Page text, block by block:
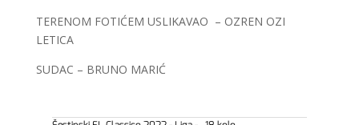
TERENOM FOTIĆEM USLIKAVAO – OZREN OZI
LETICA
SUDAC – BRUNO MARIĆ